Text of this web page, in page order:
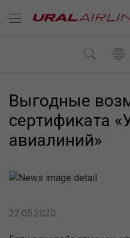
Выгодные
сертификата
авиалиний»
22.05.2020